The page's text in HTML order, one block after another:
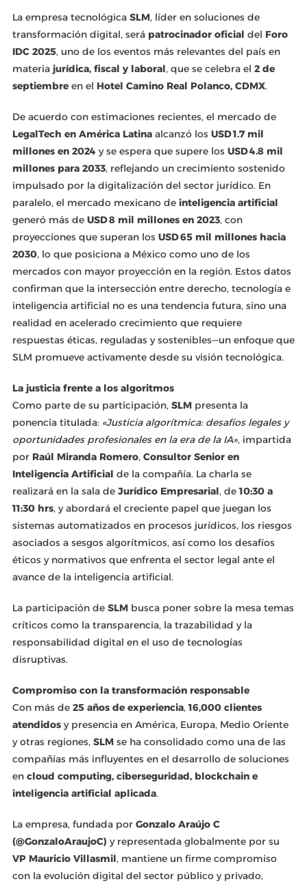
La empresa tecnológica SLM, líder en soluciones de
transformación digital, será patrocinador oficial del Foro
IDC 2025, uno de los eventos más relevantes del país en
materia jurídica, fiscal y laboral, que se celebra el 2 de
septiembreen el Hotel Camino Real Polanco, CDMX.
De acuerdo con estimaciones recientes, el mercado de
LegalTech en América Latinaalcanzó los USD 1.7 mil
millones en 2024 y se espera que supere los USD 4.8 mil
millones para 2033, reflejando un crecimiento sostenido
impulsado por la digitalización del sector jurídico. En
paralelo, el mercado mexicano de inteligencia artificial
generó más de USD 8 mil millones en 2023, con
proyecciones que superan los USD 65 mil millones hacia
2030, lo que posiciona a México como uno de los
mercados con mayor proyección en la región. Estos datos
confirman que la intersección entre derecho, tecnología e
inteligencia artificial no es una tendencia futura, sino una
realidad en acelerado crecimiento que requiere
respuestas éticas, reguladas y sostenibles—un enfoque que
SLM promueve activamente desde su visión tecnológica.
La justicia frente a los algoritmos
Como parte de su participación, SLMpresenta la
ponencia titulada: «Justicia algorítmica: desafíos legales y
oportunidades profesionales en la era de la IA», impartida
por Raúl Miranda Romero, Consultor Senior en
Inteligencia Artificial de la compañía. La charla se
realizará en la sala de Jurídico Empresarial, de10:30 a
11:30 hrs, y abordará el creciente papel que juegan los
sistemas automatizados en procesos jurídicos, los riesgos
asociados a sesgos algorítmicos, así como los desafíos
éticos y normativos que enfrenta el sector legal ante el
avance de la inteligencia artificial.
La participación de SLM busca poner sobre la mesa temas
críticos como la transparencia, la trazabilidad y la
responsabilidad digital en el uso de tecnologías
disruptivas.
Compromiso con la transformación responsable
Con más de 25 años de experiencia,16,000 clientes
atendidosy presencia en América, Europa, Medio Oriente
y otras regiones, SLMse ha consolidado como una de las
compañías más influyentes en el desarrollo de soluciones
en cloud computing, ciberseguridad, blockchain e
inteligencia artificial aplicada.
La empresa, fundada por Gonzalo Araújo C
(@GonzaloAraujoC) y representada globalmente por su
VP Mauricio Villasmil, mantiene un firme compromiso
con la evolución digital del sector público y privado,